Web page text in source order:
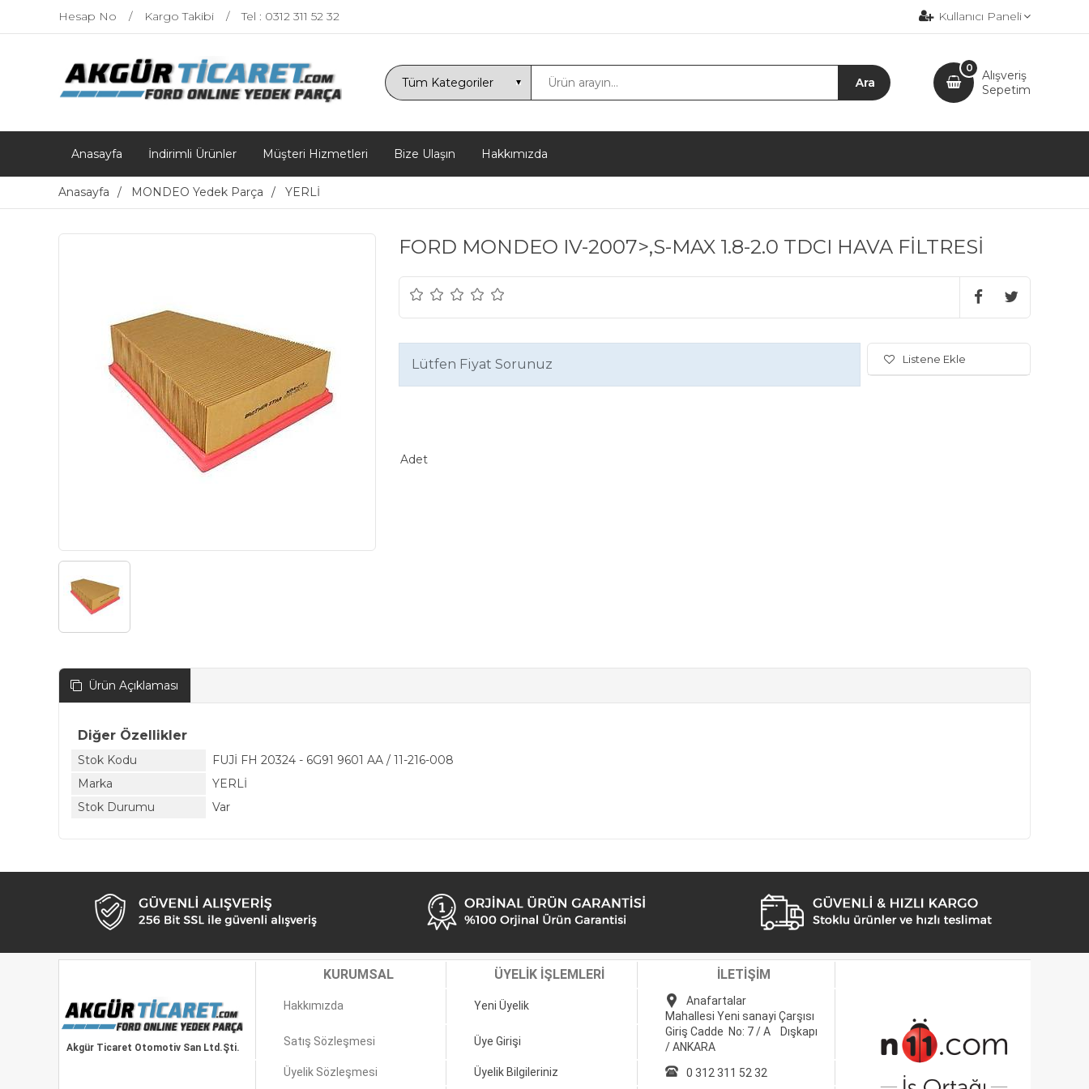
Hesap No Kargo Takibi Tel : 0312 311 52 32 Kullanıcı Paneli
Alışveriş
Sepetim
0
Anasayfa İndirimli Ürünler Müşteri Hizmetleri Bize Ulaşın Hakkımızda
Anasayfa MONDEO Yedek Parça YERLİ
FORD MONDEO IV-2007>,S-MAX 1.8-2.0 TDCI HAVA FİLTRESİ
Lütfen Fiyat Sorunuz
Adet
Listene Ekle
Ürün Açıklaması
Diğer Özellikler
Stok Kodu
FUJİ FH 20324 - 6G91 9601 AA / 11-216-008
Marka
YERLİ
Stok Durumu
Var
Akgür Ticaret Otomotiv San Ltd.Şti.
KURUMSAL ÜYELİK İŞLEMLERİ İLETİŞİM
Hakkımızda Yeni Üyelik
Anafartalar
Mahallesi Yeni sanayi Çarşısı
Giriş Cadde No: 7 / A Dışkapı
/ ANKARA
Satış Sözleşmesi Üye Girişi
Üyelik Sözleşmesi Üyelik Bilgileriniz 0 312 311 52 32